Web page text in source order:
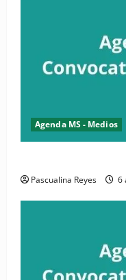
Agenda MS - Medios
Pascualina Reyes 6